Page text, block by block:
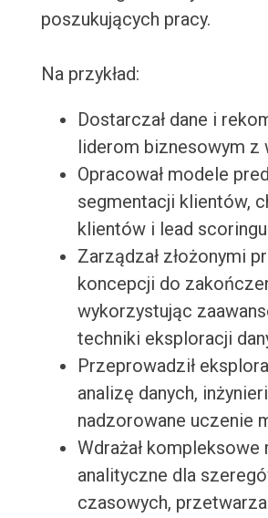
poszukujących pracy.
Na przykład:
Dostarczał dane i
liderom biznesowym z
Opracował modele
segmentacji klientów,
klientów i lead
Zarządzał złożonymi
koncepcji do
wykorzystując
techniki eksploracji
Przeprowadził
analizę danych,
nadzorowane uczenie
Wdrażał
analityczne dla
czasowych,